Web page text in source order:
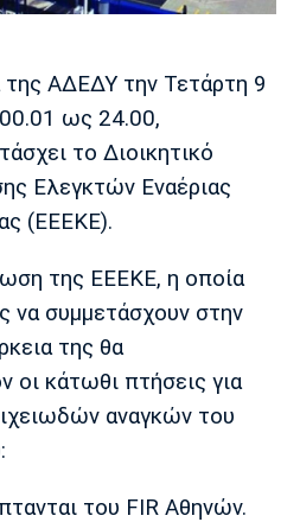
Κηφισιά Πανσερραϊκός
Μαδρίτης
Μαδρίτης
ΑΔΕΔΥ την Τετάρτη 9
ως 24.00,
το Διοικητικό
Ελεγκτών Εναέριας
(ΕΕΕΚΕ).
της ΕΕΕΚΕ, η οποία
να συμμετάσχουν στην
της θα
οι κάτωθι πτήσεις για
αναγκών του
του FIR Αθηνών.